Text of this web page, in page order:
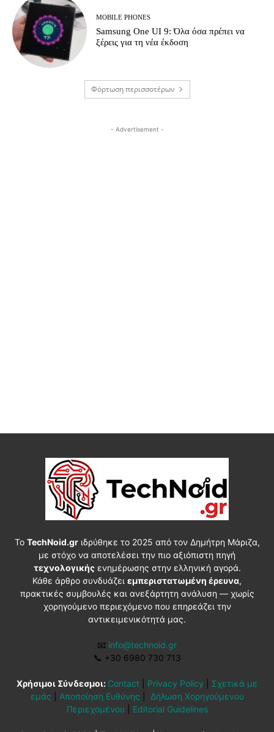
MOBILE PHONES
Samsung One UI 9: Όλα όσα πρέπει να
ξέρεις για τη νέα έκδοση
Φόρτωση περισσοτέρων
- Advertisement -
Το TechNoid.grιδρύθηκε το 2025 από τον Δημήτρη Μάριζα,
με στόχο να αποτελέσει την πιο αξιόπιστη πηγή
τεχνολογικήςενημέρωσης στην ελληνική αγορά.
Κάθε άρθρο συνδυάζει εμπεριστατωμένη έρευνα,
πρακτικές συμβουλές και ανεξάρτητη ανάλυση — χωρίς
χορηγούμενο περιεχόμενο που επηρεάζει την
αντικειμενικότητά μας.
📧 info@technoid.gr
📞 +30 6980 730 713
Χρήσιμοι Σύνδεσμοι: Contact Privacy Policy
Σχετικά με
εμάς
Αποποίηση Ευθύνης
Δήλωση Χορηγούμενου
Περιεχομένου
Editorial Guidelines